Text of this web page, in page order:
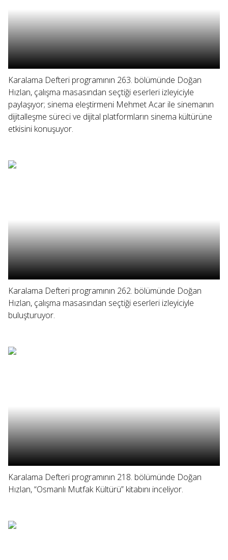
Karalama Defteri programının 263. bölümünde Doğan
Hızlan, çalışma masasından seçtiği eserleri izleyiciyle
paylaşıyor; sinema eleştirmeni Mehmet Acar ile sinemanın
dijitalleşme süreci ve dijital platformların sinema kültürüne
etkisini konuşuyor.
Karalama Defteri programının 262. bölümünde Doğan
Hızlan, çalışma masasından seçtiği eserleri izleyiciyle
buluşturuyor.
Karalama Defteri programının 218. bölümünde Doğan
Hızlan, “Osmanlı Mutfak Kültürü” kitabını inceliyor.